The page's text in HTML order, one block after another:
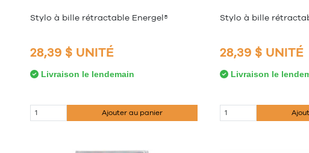
Stylo à bille rétractable Energel®
28,39 $ UNITÉ
Livraison le lendemain
Ajouter au panier
Stylo à bille
28,39 $ UNITÉ
Livraison le